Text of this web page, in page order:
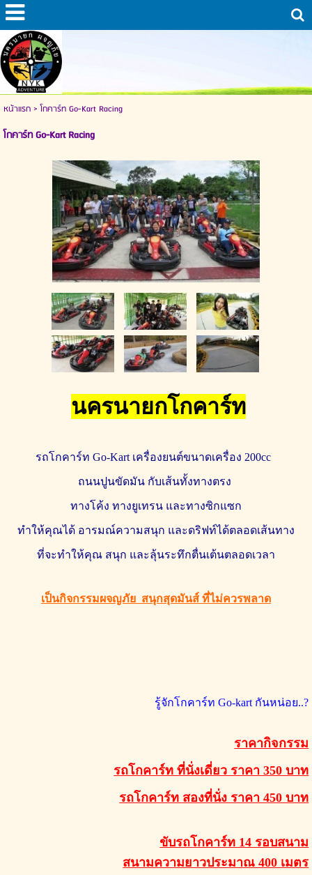
หน้าแรก>โกคาร์ท Go-Kart Racing
โกคาร์ท Go-Kart Racing
นครนายกโกคาร์ท
รถโกคาร์ท Go-Kart เครื่องยนต์ขนาดเครื่อง 200cc
ถนนปูนขัดมัน กับเส้นทั้งทางตรง
ทางโค้ง ทางยูเทรน และทางซิกแซก
ทำให้คุณได้ อารมณ์ความสนุก และดริฟท์ได้ตลอดเส้นทาง
ที่จะทำให้คุณ สนุก และลุ้นระทึกตื่นเต้นตลอดเวลา
เป็นกิจกรรมผจญภัยสนุกสุดมันส์ ที่ไม่ควรพลาด
รู้จักโกคาร์ท Go-kart กันหน่อย..?
ราคากิจกรรม
รถโกคาร์ท ที่นั่งเดี่ยว ราคา 350 บาท
รถโกคาร์ท สองที่นั่ง ราคา 450 บาท
ขับรถโกคาร์ท 14 รอบสนาม
สนามความยาวประมาณ 400 เมตร